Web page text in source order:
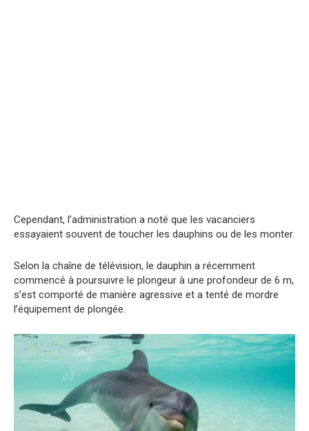
Cependant, l’administration a noté que les vacanciers
essayaient souvent de toucher les dauphins ou de les monter.
Selon la chaîne de télévision, le dauphin a récemment
commencé à poursuivre le plongeur à une profondeur de 6 m,
s’est comporté de manière agressive et a tenté de mordre
l’équipement de plongée.